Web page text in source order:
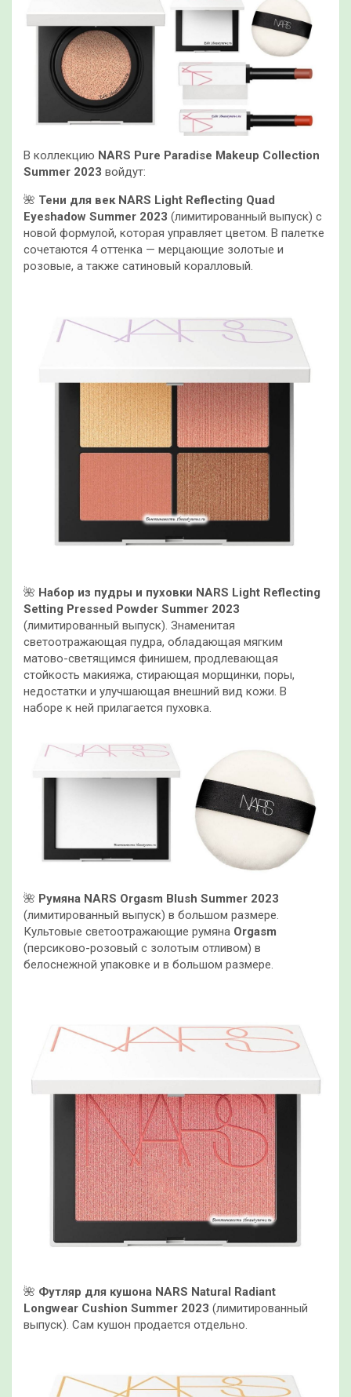
В коллекцию NARS Pure Paradise Makeup Collection
Summer 2023 войдут:
🌺 Тени для век NARS Light Reflecting Quad
Eyeshadow Summer 2023 (лимитированный выпуск) с
новой формулой, которая управляет цветом. В палетке
сочетаются 4 оттенка — мерцающие золотые и
розовые, а также сатиновый коралловый.
🌺 Набор из пудры и пуховки NARS Light Reflecting
Setting Pressed Powder Summer 2023
(лимитированный выпуск). Знаменитая
светоотражающая пудра, обладающая мягким
матово-светящимся финишем, продлевающая
стойкость макияжа, стирающая морщинки, поры,
недостатки и улучшающая внешний вид кожи. В
наборе к ней прилагается пуховка.
🌺 Румяна NARS Orgasm Blush Summer 2023
(лимитированный выпуск) в большом размере.
Культовые светоотражающие румяна Orgasm
(персиково-розовый с золотым отливом) в
белоснежной упаковке и в большом размере.
🌺 Футляр для кушона NARS Natural Radiant
Longwear Cushion Summer 2023 (лимитированный
выпуск). Сам кушон продается отдельно.